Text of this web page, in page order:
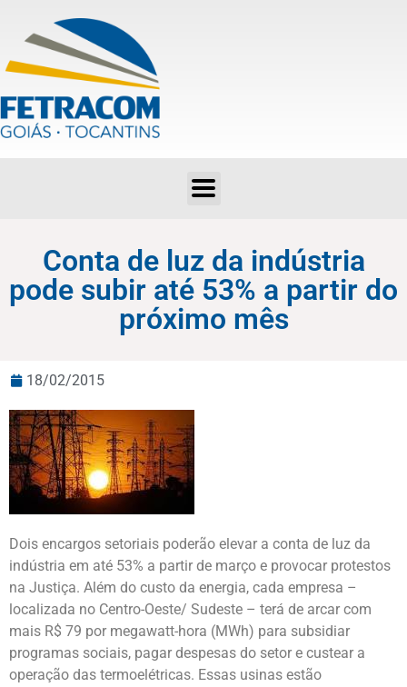
Conta de luz da indústria
pode subir até 53% a partir do
próximo mês
18/02/2015
Dois encargos setoriais poderão elevar a conta de luz da
indústria em até 53% a partir de março e provocar protestos
na Justiça. Além do custo da energia, cada empresa –
localizada no Centro-Oeste/ Sudeste – terá de arcar com
mais R$ 79 por megawatt-hora (MWh) para subsidiar
programas sociais, pagar despesas do setor e custear a
operação das termoelétricas. Essas usinas estão